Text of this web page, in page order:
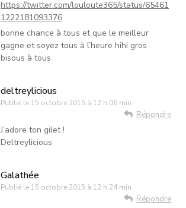
https://twitter.com/louloute365/status/65461
1222181093376
bonne chance à tous et que le meilleur
gagne et soyez tous à l’heure hihi gros
bisous à tous
deltreylicious
Publié le 15 octobre 2015 à 12 h 06 min
Répondre
J’adore ton gilet !
Deltreylicious
Galathée
Publié le 15 octobre 2015 à 12 h 24 min
Répondre